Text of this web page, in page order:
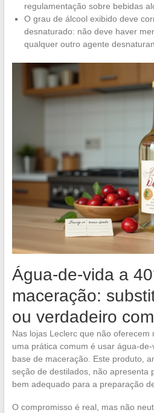
regulamentação sobre bebidas
O grau de álcool exibido deve
desnaturado: não deve haver
qualquer outro agente
Água-de-vida a
maceração:
ou verdadeiro
Nas lojas Leclerc que não oferecem
uma prática comum é usar água-
base de maceração. Este produto,
seção de destilados, não apresenta
bem adequado para a preparação
O compromisso é real, mas não